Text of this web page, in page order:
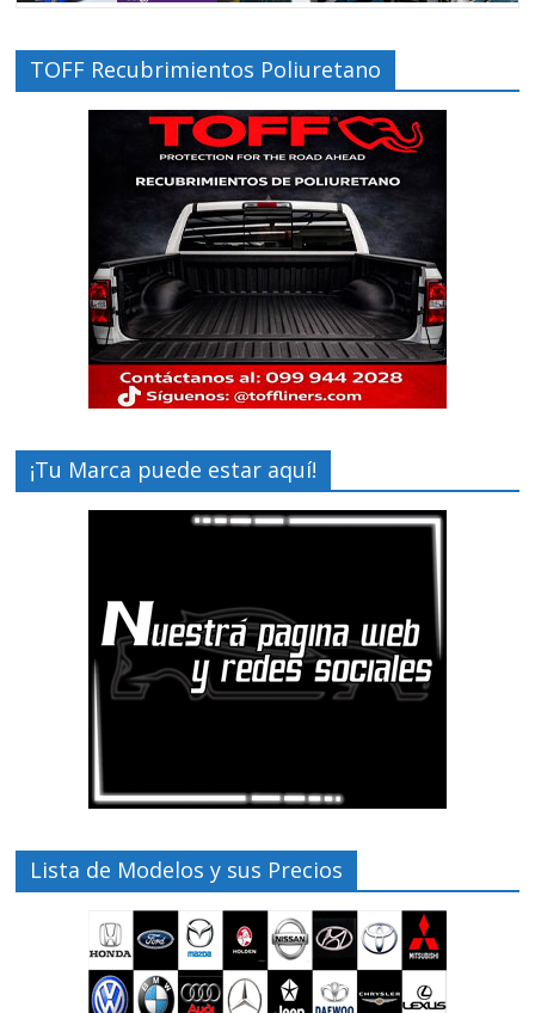
TOFF Recubrimientos Poliuretano
¡Tu Marca puede estar aquí!
Lista de Modelos y sus Precios